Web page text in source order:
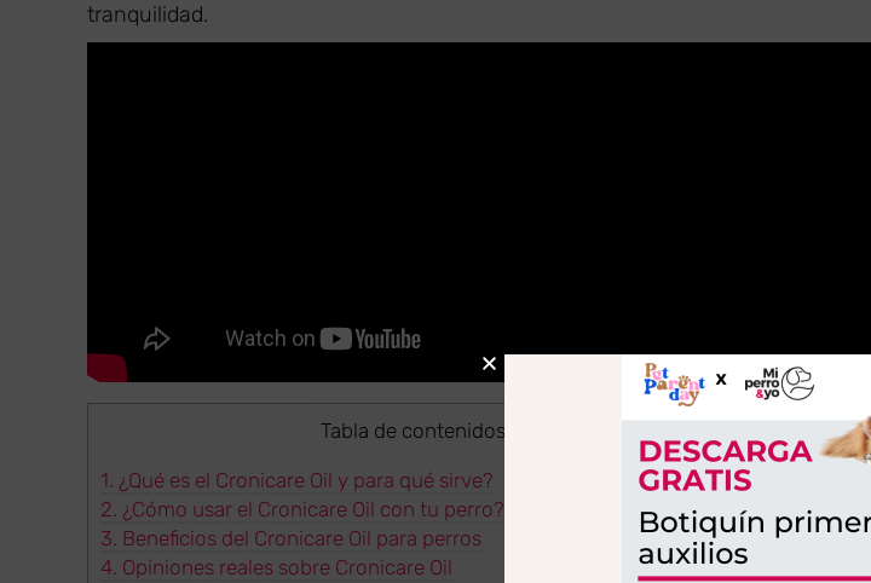
tranquilidad.
Tabla de contenidos
1. ¿Qué es el Cronicare Oil y para qué sirve?
2. ¿Cómo usar el Cronicare Oil con tu perro?
3. Beneficios del Cronicare Oil para perros
4. Opiniones reales sobre Cronicare Oil